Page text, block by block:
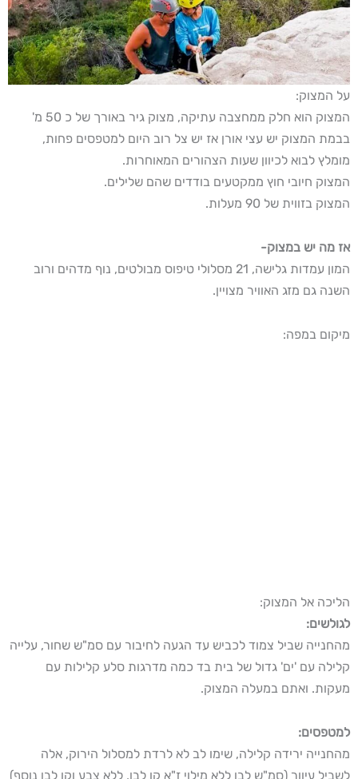
על המצוק:
המצוק הוא חלק ממחצבה עתיקה, מצוק גיר באורך של כ 50 מ'
בבמת המצוק יש עצי אורן אז יש צל רוב היום למטפסים פחות,
מומלץ לבוא לכיוון שעות הצהורים המאוחרות.
המצוק חיובי חוץ ממקטעים בודדים שהם שלילים.
המצוק בזווית של 90 מעלות.
אז מה יש במצוק-
המון עמדות גלישה, 21 מסלולי טיפוס מבולטים, נוף מדהים ורוב
השנה גם מזג האוויר מצויין.
מיקום במפה:
הליכה אל המצוק:
לגולשים:
מהחנייה שביל צמוד לכביש עד הגעה לחיבור עם סמ"ש שחור, עלייה
קלילה עם 'ים' גדול של בית בד כמה מדרגות סלע קלילות עם
מעקות. ואתם במעלה המצוק.
למטפסים:
מהחנייה ירידה קלילה, שימו לב לא לרדת למסלול הירוק, אלה
לשביל עיוור (סמ"ש לבן ללא מילוי ז"א קו לבן, ללא צבע וקו לבן נוסף)